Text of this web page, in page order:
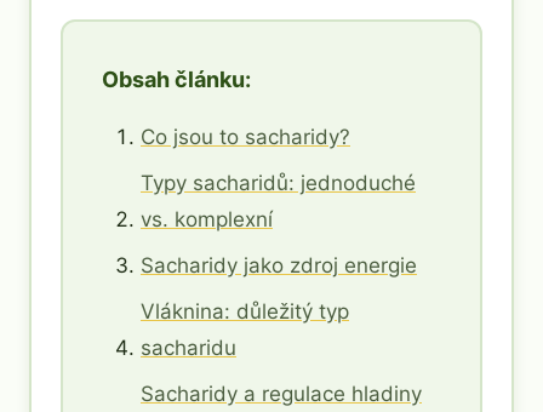
Obsah článku:
Co jsou to sacharidy?
Typy sacharidů: jednoduché
vs. komplexní
Sacharidy jako zdroj energie
Vláknina: důležitý typ
sacharidu
Sacharidy a regulace hladiny